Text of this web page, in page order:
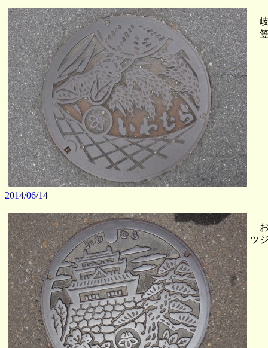
岐
笠
2014/06/14
お
ツ